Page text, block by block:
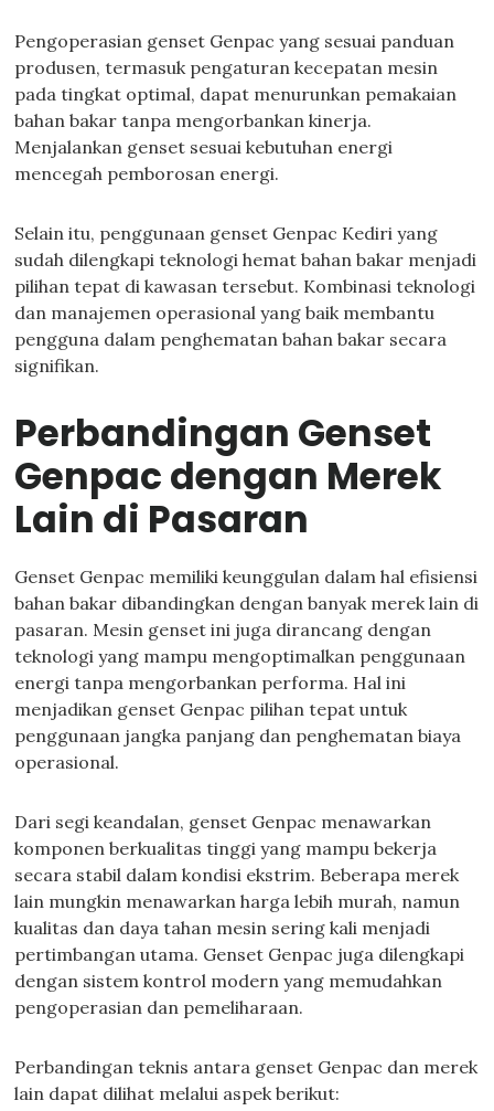
Pengoperasian genset Genpac yang sesuai panduan
produsen, termasuk pengaturan kecepatan mesin
pada tingkat optimal, dapat menurunkan pemakaian
bahan bakar tanpa mengorbankan kinerja.
Menjalankan genset sesuai kebutuhan energi
mencegah pemborosan energi.
Selain itu, penggunaan genset Genpac Kediri yang
sudah dilengkapi teknologi hemat bahan bakar menjadi
pilihan tepat di kawasan tersebut. Kombinasi teknologi
dan manajemen operasional yang baik membantu
pengguna dalam penghematan bahan bakar secara
signifikan.
Perbandingan Genset
Genpac dengan Merek
Lain di Pasaran
Genset Genpac memiliki keunggulan dalam hal efisiensi
bahan bakar dibandingkan dengan banyak merek lain di
pasaran. Mesin genset ini juga dirancang dengan
teknologi yang mampu mengoptimalkan penggunaan
energi tanpa mengorbankan performa. Hal ini
menjadikan genset Genpac pilihan tepat untuk
penggunaan jangka panjang dan penghematan biaya
operasional.
Dari segi keandalan, genset Genpac menawarkan
komponen berkualitas tinggi yang mampu bekerja
secara stabil dalam kondisi ekstrim. Beberapa merek
lain mungkin menawarkan harga lebih murah, namun
kualitas dan daya tahan mesin sering kali menjadi
pertimbangan utama. Genset Genpac juga dilengkapi
dengan sistem kontrol modern yang memudahkan
pengoperasian dan pemeliharaan.
Perbandingan teknis antara genset Genpac dan merek
lain dapat dilihat melalui aspek berikut: